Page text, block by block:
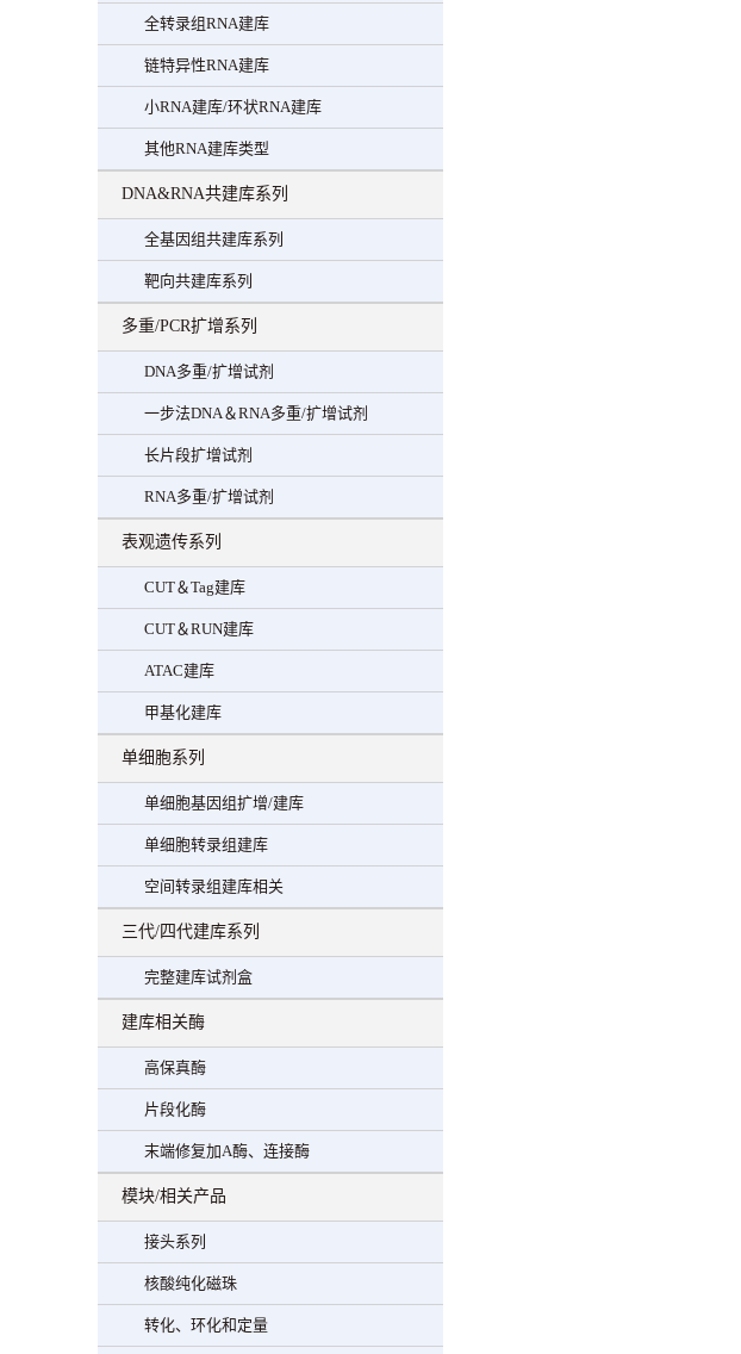
全转录组RNA建库
链特异性RNA建库
小RNA建库/环状RNA建库
其他RNA建库类型
DNA&RNA共建库系列
全基因组共建库系列
靶向共建库系列
多重/PCR扩增系列
DNA多重/扩增试剂
一步法DNA＆RNA多重/扩增试剂
长片段扩增试剂
RNA多重/扩增试剂
表观遗传系列
CUT＆Tag建库
CUT＆RUN建库
ATAC建库
甲基化建库
单细胞系列
单细胞基因组扩增/建库
单细胞转录组建库
空间转录组建库相关
三代/四代建库系列
完整建库试剂盒
建库相关酶
高保真酶
片段化酶
末端修复加A酶、连接酶
模块/相关产品
接头系列
核酸纯化磁珠
转化、环化和定量